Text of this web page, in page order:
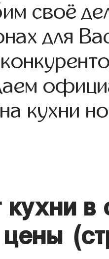
своё
для
кухни
кухни
цены